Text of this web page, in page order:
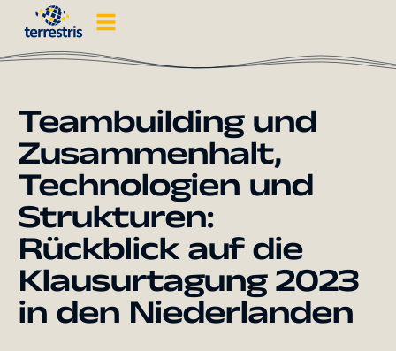
Teambuilding und
Zusammenhalt,
Technologien und
Strukturen:
Rückblick auf die
Klausurtagung 2023
in den Niederlanden